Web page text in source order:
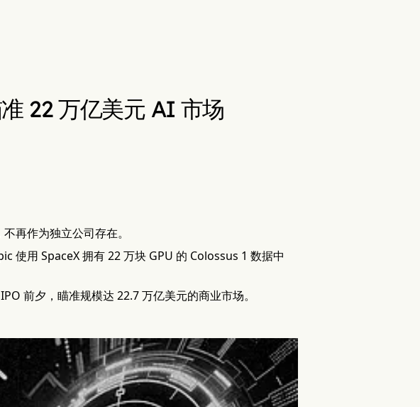
22 万亿美元 AI 市场
再作为独立公司存在。
使用 SpaceX 拥有 22 万块 GPU 的 Colossus 1 数据中
前夕，瞄准规模达 22.7 万亿美元的商业市场。